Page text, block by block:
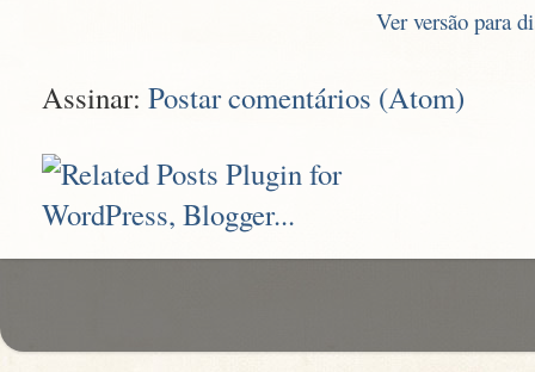
Ver versão para
Assinar: Postar comentários (Atom)